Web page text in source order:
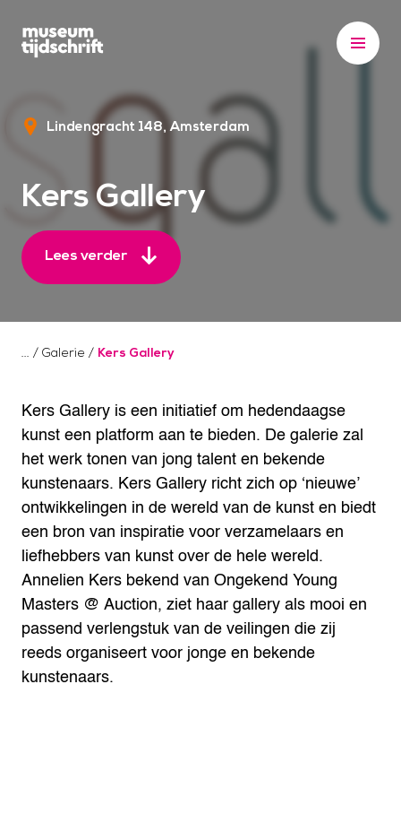
Lindengracht 148 Amsterdam
Kers Gallery
Lees verder
/ Galerie / Kers Gallery
Kers Gallery is een initiatief om hedendaagse
kunst een platform aan te bieden. De galerie zal
het werk tonen van jong talent en bekende
kunstenaars. Kers Gallery richt zich op ‘nieuwe’
ontwikkelingen in de wereld van de kunst en biedt
een bron van inspiratie voor verzamelaars en
liefhebbers van kunst over de hele wereld.
Annelien Kers bekend van Ongekend Young
Masters @ Auction, ziet haar gallery als mooi en
passend verlengstuk van de veilingen die zij
reeds organiseert voor jonge en bekende
kunstenaars.